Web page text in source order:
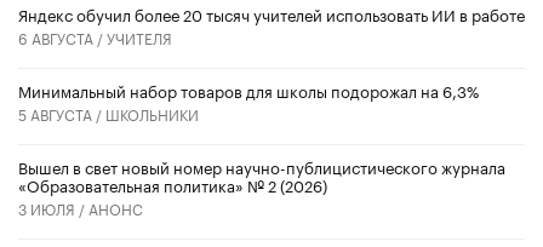
​Яндекс обучил более 20 тысяч учителей использовать ИИ в работе
6 АВГУСТА /УЧИТЕЛЯ
Минимальный набор товаров для школы подорожал на 6,3%
5 АВГУСТА / ШКОЛЬНИКИ
Вышел в свет новый номер научно-публицистического журнала
«Образовательная политика» № 2 (2026)
3 ИЮЛЯ / АНОНС